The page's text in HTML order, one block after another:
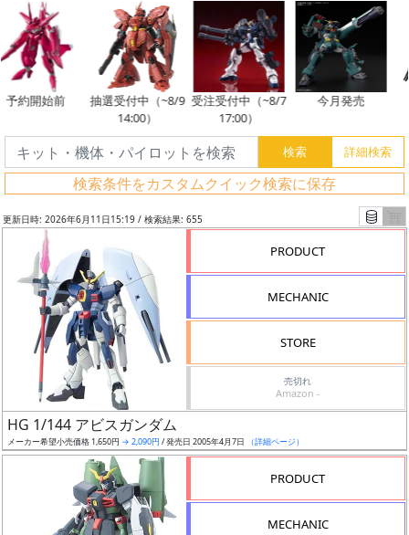
開始前
抽選受付中（~8/9
14:00）
受注受付中（~8/7
17:00）
今月発売
検索条件をカスタムクイック検索に保存
フ
リ
更新日時: 2026年6月11日15:19 / 検索結果: 655
PRODUCT
MECHANIC
STORE
売切れ
Amazon -
HG 1/144 アビスガンダム
メーカー希望小売価格 1,650円 → 2,090円 / 発売日 2005年4月7日 （詳細ページ）
PRODUCT
MECHANIC